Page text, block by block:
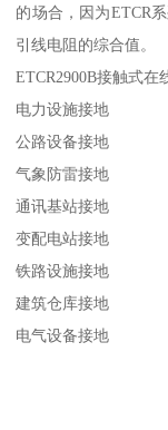
的场合，因为ETCR
引线电阻的综合值。
ETCR2900B接触式
电力设施接地
公路设备接地
气象防雷接地
通讯基站接地
变配电站接地
铁路设施接地
建筑仓库接地
电气设备接地